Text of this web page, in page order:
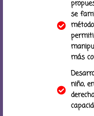
se
más
niño,